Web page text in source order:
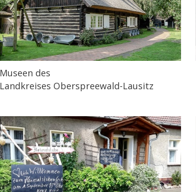
Museen des
Landkreises Oberspreewald-Lausitz